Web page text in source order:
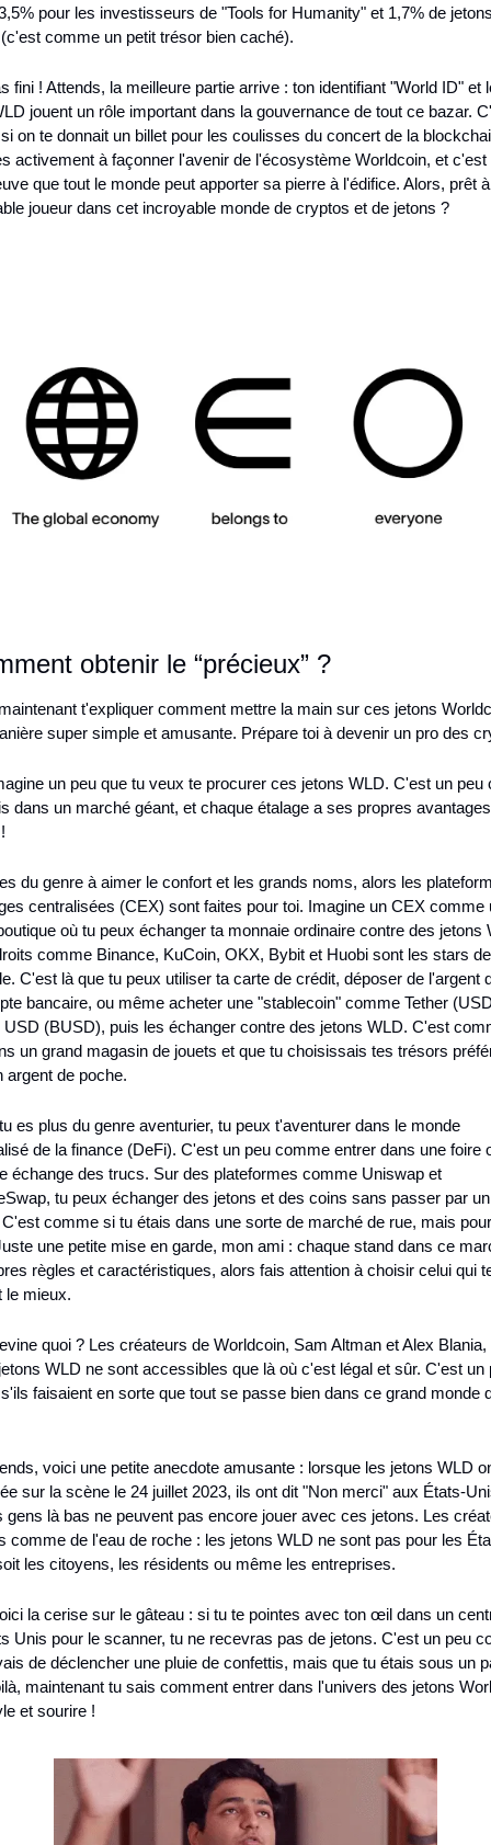
pour les investisseurs de "Tools for Humanity" et 1,7% de
comme un petit trésor bien caché).
fini ! Attends, la meilleure partie arrive : ton identifiant "World ID" et
jouent un rôle important dans la gouvernance de tout ce bazar.
on te donnait un billet pour les coulisses du concert de la
activement à façonner l'avenir de l'écosystème Worldcoin, et c'est
que tout le monde peut apporter sa pierre à l'édifice. Alors, prêt
joueur dans cet incroyable monde de cryptos et de jetons ?
obtenir le “précieux” ?
t'expliquer comment mettre la main sur ces jetons
super simple et amusante. Prépare toi à devenir un pro des
un peu que tu veux te procurer ces jetons WLD. C'est un peu
dans un marché géant, et chaque étalage a ses propres
du genre à aimer le confort et les grands noms, alors les
centralisées (CEX) sont faites pour toi. Imagine un CEX comme
où tu peux échanger ta monnaie ordinaire contre des jetons
comme Binance, KuCoin, OKX, Bybit et Huobi sont les stars
C'est là que tu peux utiliser ta carte de crédit, déposer de l'argent
bancaire, ou même acheter une "stablecoin" comme Tether
USD (BUSD), puis les échanger contre des jetons WLD. C'est
un grand magasin de jouets et que tu choisissais tes trésors
argent de poche.
es plus du genre aventurier, tu peux t'aventurer dans le monde
de la finance (DeFi). C'est un peu comme entrer dans une foire
échange des trucs. Sur des plateformes comme Uniswap et
tu peux échanger des jetons et des coins sans passer par un
comme si tu étais dans une sorte de marché de rue, mais
une petite mise en garde, mon ami : chaque stand dans ce
règles et caractéristiques, alors fais attention à choisir celui qui
le mieux.
quoi ? Les créateurs de Worldcoin, Sam Altman et Alex Blania,
WLD ne sont accessibles que là où c'est légal et sûr. C'est un
faisaient en sorte que tout se passe bien dans ce grand monde
voici une petite anecdote amusante : lorsque les jetons WLD
sur la scène le 24 juillet 2023, ils ont dit "Non merci" aux États-
gens là bas ne peuvent pas encore jouer avec ces jetons. Les
comme de l'eau de roche : les jetons WLD ne sont pas pour les
les citoyens, les résidents ou même les entreprises.
la cerise sur le gâteau : si tu te pointes avec ton œil dans un
Unis pour le scanner, tu ne recevras pas de jetons. C'est un peu
de déclencher une pluie de confettis, mais que tu étais sous un
maintenant tu sais comment entrer dans l'univers des jetons
et sourire !